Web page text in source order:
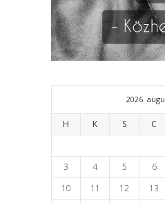
2026.
H K S C
3
4 5 6
10
11 12 13